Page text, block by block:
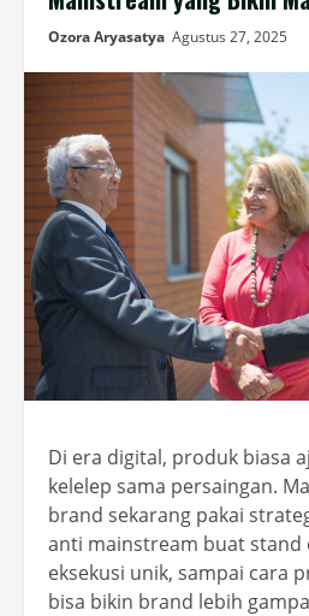
Ozora Aryasatya Agustus 27, 2025
Di era digital, produk biasa
kelelep sama persaingan.
brand sekarang pakai
anti mainstream buat stand
eksekusi unik, sampai cara
bisa bikin brand lebih